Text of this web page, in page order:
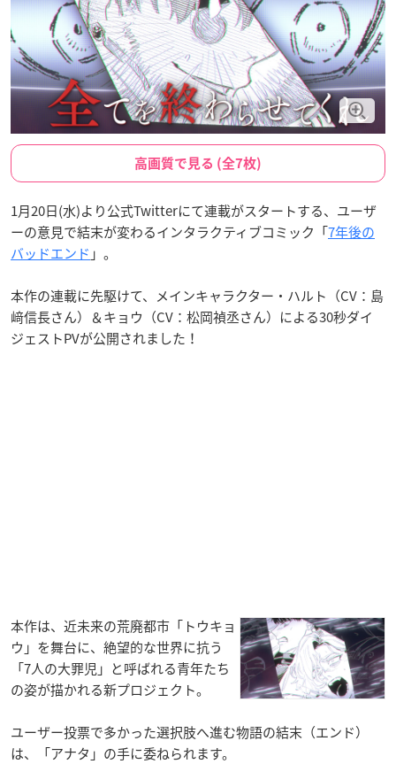
高画質で見る (全7枚)
1月20日(水)より公式Twitterにて連載がスタートする、ユーザ
ーの意見で結末が変わるインタラクティブコミック「7年後の
バッドエンド 」。
本作の連載に先駆けて、メインキャラクター・ハルト（CV：島
﨑信長さん）＆キョウ（CV：松岡禎丞さん）による30秒ダイ
ジェストPVが公開されました！
本作は、近未来の荒廃都市「トウキョ
ウ」を舞台に、絶望的な世界に抗う
「7人の大罪児」と呼ばれる青年たち
の姿が描かれる新プロジェクト。
ユーザー投票で多かった選択肢へ進む物語の結末（エンド）
は、「アナタ」の手に委ねられます。